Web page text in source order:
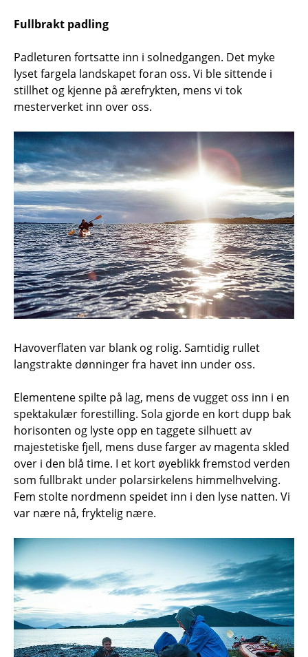
Fullbrakt padling
Padleturen fortsatte inn i solnedgangen. Det myke
lyset fargela landskapet foran oss. Vi ble sittende i
stillhet og kjenne på ærefrykten, mens vi tok
mesterverket inn over oss.
Havoverflaten var blank og rolig. Samtidig rullet
langstrakte dønninger fra havet inn under oss.
Elementene spilte på lag, mens de vugget oss inn i en
spektakulær forestilling. Sola gjorde en kort dupp bak
horisonten og lyste opp en taggete silhuett av
majestetiske fjell, mens duse farger av magenta skled
over i den blå time. I et kort øyeblikk fremstod verden
som fullbrakt under polarsirkelens himmelhvelving.
Fem stolte nordmenn speidet inn i den lyse natten. Vi
var nære nå, fryktelig nære.